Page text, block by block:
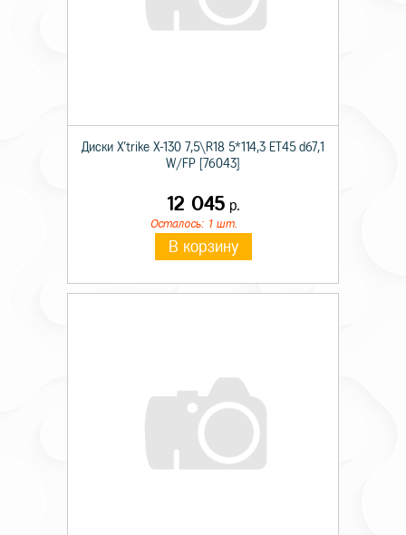
Диски X'trike X-130 7,5\R18 5*114,3 ET45 d67,1
W/FP [76043]
12 045р.
Осталось: 1 шт.
В корзину